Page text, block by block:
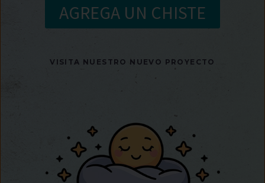
AGREGA UN CHISTE
VISITA NUESTRO NUEVO PROYECTO